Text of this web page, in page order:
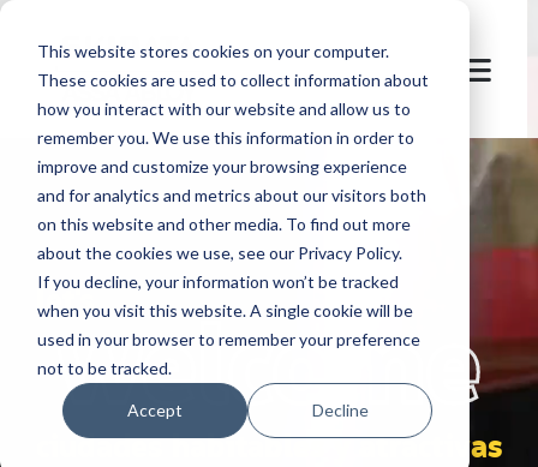
This website stores cookies on your computer.
These cookies are used to collect information about
how you interact with our website and allow us to
remember you. We use this information in order to
improve and customize your browsing experience
and for analytics and metrics about our visitors both
on this website and other media. To find out more
about the cookies we use, see our Privacy Policy.
If you decline, your information won’t be tracked
when you visit this website. A single cookie will be
used in your browser to remember your preference
not to be tracked.
Accept Decline
let's
welcome
ciudades habitables y atractivas